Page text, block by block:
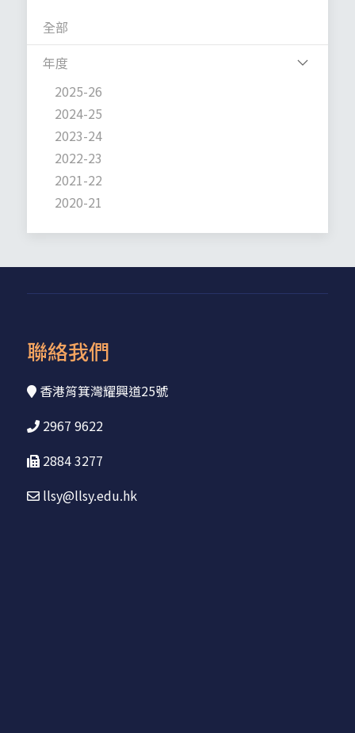
全部
年度
2025-26
2024-25
2023-24
2022-23
2021-22
2020-21
聯絡我們
香港筲箕灣耀興道25號
2967 9622
2884 3277
llsy@llsy.edu.hk